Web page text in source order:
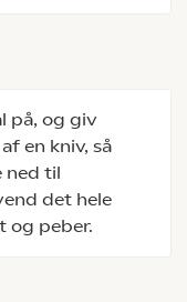
på, og giv
en kniv, så
ned til
det hele
og peber.